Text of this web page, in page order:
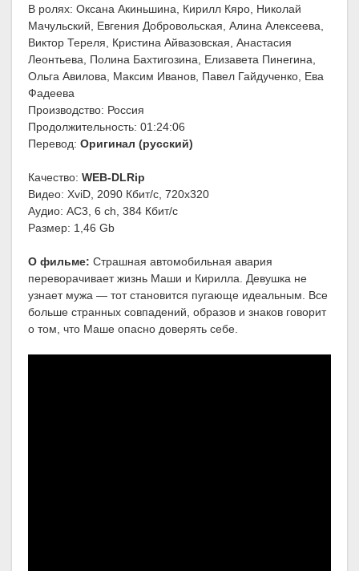
В ролях: Оксана Акиньшина, Кирилл Кяро, Николай
Мачульский, Евгения Добровольская, Алина Алексеева,
Виктор Тереля, Кристина Айвазовская, Анастасия
Леонтьева, Полина Бахтигозина, Елизавета Пинегина,
Ольга Авилова, Максим Иванов, Павел Гайдученко, Ева
Фадеева
Производство: Россия
Продолжительность: 01:24:06
Перевод: Оригинал (русский)
Качество: WEB-DLRip
Видео: XviD, 2090 Кбит/с, 720x320
Аудио: AC3, 6 ch, 384 Кбит/с
Размер: 1,46 Gb
О фильме: Страшная автомобильная авария
переворачивает жизнь Маши и Кирилла. Девушка не
узнает мужа — тот становится пугающе идеальным. Все
больше странных совпадений, образов и знаков говорит
о том, что Маше опасно доверять себе.